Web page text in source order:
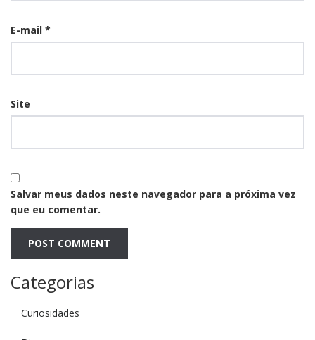
E-mail *
Site
Salvar meus dados neste navegador para a próxima vez
que eu comentar.
Categorias
Curiosidades